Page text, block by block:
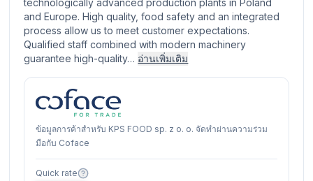
and Europe. High quality, food safety and an integrated
process allow us to meet customer expectations.
Qualified staff combined with modern machinery
guarantee high-quality… อ่านเพิ่มเติม
ข้อมูลการค้าสำหรับ KPS FOOD sp. z o. o. จัดทำผ่านความร่วม
มือกับ Coface
Quick rate